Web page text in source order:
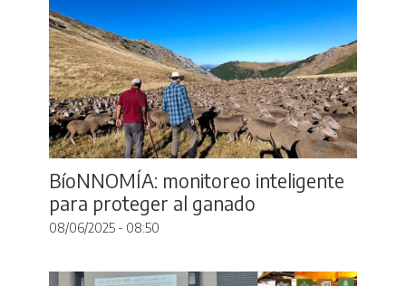
BíoNNOMÍA: monitoreo inteligente
para proteger al ganado
08/06/2025 - 08:50